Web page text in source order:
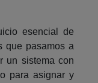
esencial de
que pasamos a
un sistema con
para asignar y